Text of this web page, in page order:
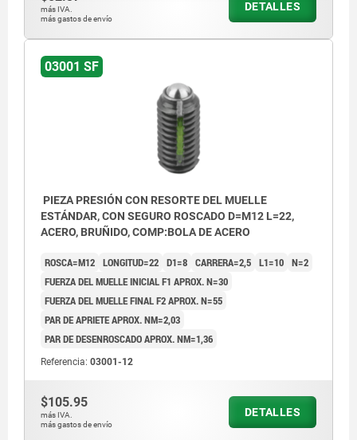
más IVA.
más gastos de envío
DETALLES
03001 SF
PIEZA PRESIÓN CON RESORTE DEL MUELLE
ESTÁNDAR, CON SEGURO ROSCADO D=M12 L=22,
ACERO, BRUÑIDO, COMP:BOLA DE ACERO
ROSCA=M12 LONGITUD=22 D1=8 CARRERA=2,5 L1=10 N=2
FUERZA DEL MUELLE INICIAL F1 APROX. N=30
FUERZA DEL MUELLE FINAL F2 APROX. N=55
PAR DE APRIETE APROX. NM=2,03
PAR DE DESENROSCADO APROX. NM=1,36
Referencia: 03001-12
$105.95
más IVA.
más gastos de envío
DETALLES